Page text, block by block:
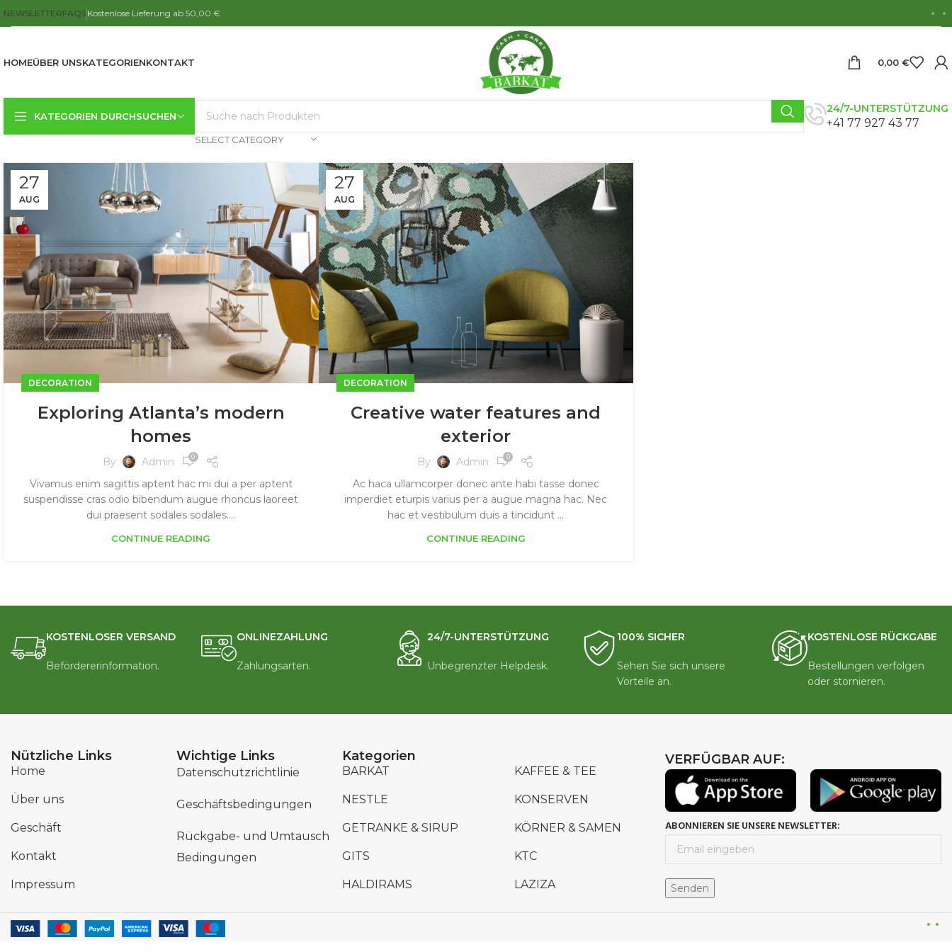
NEWSLETTERFAQSKostenlose Lieferung ab 50,00 €
HOMEÜBER UNSKATEGORIENKONTAKT 0,00 €
KATEGORIEN DURCHSUCHEN
SELECT CATEGORY
24/7-UNTERSTÜTZUNG
+41 77 927 43 77
27
AUG
DECORATION
Exploring Atlanta’s modern
homes
By Admin 0
Vivamus enim sagittis aptent hac mi dui a per aptent
suspendisse cras odio bibendum augue rhoncus laoreet
dui praesent sodales sodales....
CONTINUE READING
27
AUG
DECORATION
Creative water features and
exterior
By Admin 0
Ac haca ullamcorper donec ante habi tasse donec
imperdiet eturpis varius per a augue magna hac. Nec
hac et vestibulum duis a tincidunt ...
CONTINUE READING
KOSTENLOSER VERSAND
Befördererinformation.
ONLINEZAHLUNG
Zahlungsarten.
24/7-UNTERSTÜTZUNG
Unbegrenzter Helpdesk.
100% SICHER
Sehen Sie sich unsere
Vorteile an.
KOSTENLOSE RÜCKGABE
Bestellungen verfolgen
oder stornieren.
Nützliche Links
Home
Über uns
Geschäft
Kontakt
Impressum
Wichtige Links
Datenschutzrichtlinie
Geschäftsbedingungen
Rückgabe- und Umtausch
Bedingungen
Kategorien
BARKAT
NESTLE
GETRANKE & SIRUP
GITS
HALDIRAMS
KAFFEE & TEE
KONSERVEN
KÖRNER & SAMEN
KTC
LAZIZA
VERFÜGBAR AUF:
ABONNIEREN SIE UNSERE NEWSLETTER: